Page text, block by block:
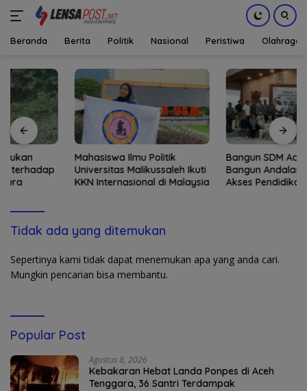
konten
Beranda Berita Politik Nasional Peristiwa Olahraga
Mahasiswa Ilmu Politik
Universitas Malikussaleh Ikuti
KKN Internasional di Malaysia
Bangun SDM Aceh, Solusi
Bangun Andalas Perluas
Akses Pendidikan bagi 5.500
Tidak ada yang ditemukan
Sepertinya kami tidak dapat menemukan apa yang anda cari.
Mungkin pencarian bisa membantu.
Popular Post
Agustus 8, 2026
Kebakaran Hebat Landa Ponpes di Aceh
Tenggara, 36 Santri Terdampak